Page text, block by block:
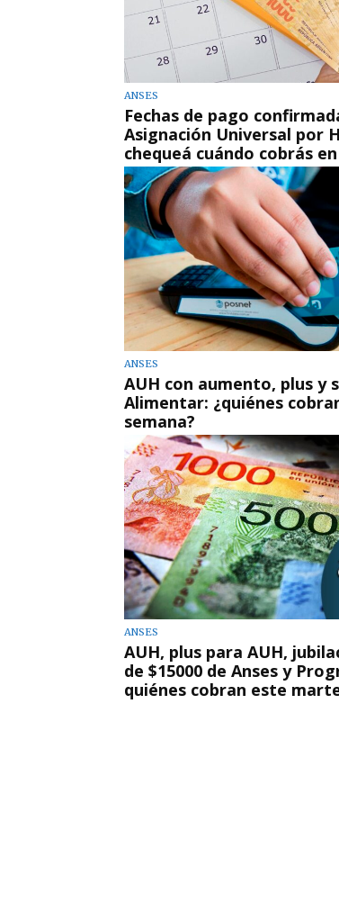
ANSES
Fechas de pago
Asignación Universal por
chequeá cuándo cobrás
ANSES
AUH con aumento, plus y
Alimentar: ¿quiénes
semana?
ANSES
AUH, plus para AUH,
de $15000 de Anses y
quiénes cobran este